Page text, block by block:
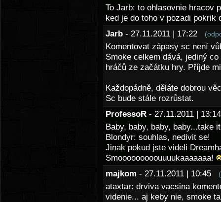
To Jarb: to ohlasovnie hracov
ked je do toho v pozadi pokrik
Jarb - 27.11.2011 | 17:22
Komentovat zápasy sc není
Smoke celkem dává, jediný
hráčů ze začátku hry. Příjde
Každopádně, děláte dobrou
Sc bude stále rozrůstat.
ProfessoR - 27.11.2011 |
Baby, baby, baby, baby...take
Blondyr: souhlas, nedivit se!
Jinak pokud jste videli
Smooooooooouuuukaaaaaaa!
majkom - 27.11.2011 | 10:45
ataxtar: drviva vacsina
videnie... aj keby nie, smoke